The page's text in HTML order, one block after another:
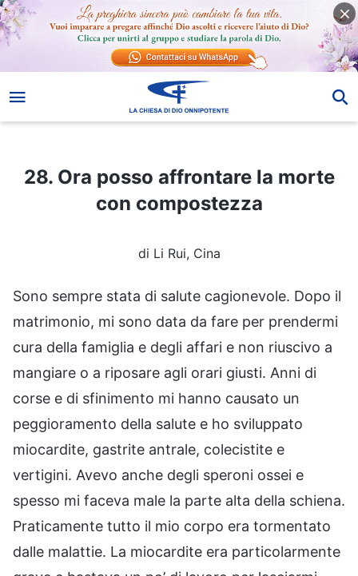
28. Ora posso affrontare la morte con compostezza
28. Ora posso affrontare la morte
con compostezza
di Li Rui, Cina
Sono sempre stata di salute cagionevole. Dopo il
matrimonio, mi sono data da fare per prendermi
cura della famiglia e degli affari e non riuscivo a
mangiare o a riposare agli orari giusti. Anni di
corse e di sfinimento mi hanno causato un
peggioramento della salute e ho sviluppato
miocardite, gastrite antrale, colecistite e
vertigini. Avevo anche degli speroni ossei e
spesso mi faceva male la parte alta della schiena.
Praticamente tutto il mio corpo era tormentato
dalle malattie. La miocardite era particolarmente